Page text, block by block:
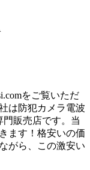
をご覧いただ
は防犯カメラ電波
門販売店です。当
ます！格安いの価
がら、この激安い